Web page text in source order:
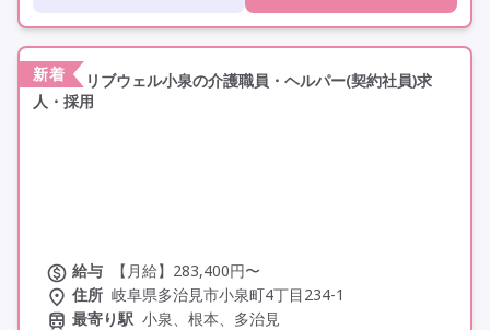
定年65歳以上
車通勤可
駅近
資格取得支援 研修制度あり
新着
リブウェル小泉の介護職員・ヘルパー(契約社員)求
人・採用
給与
【月給】283,400円〜
住所 岐阜県多治見市小泉町4丁目234-1
最寄り駅 小泉、根本、多治見